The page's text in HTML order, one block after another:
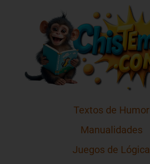
Textos de Humor
Manualidades
Juegos de Lógica